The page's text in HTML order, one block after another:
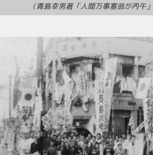
（青島幸男著「人間万事塞翁が丙午